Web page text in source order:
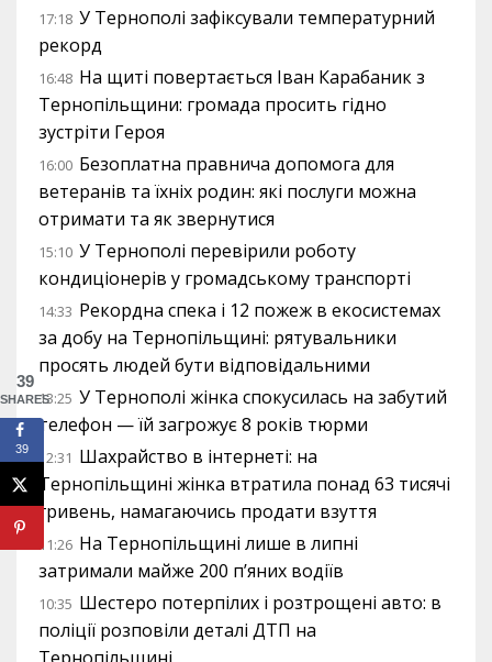
17:18 У Тернополі зафіксували температурний
рекорд
16:48 На щиті повертається Іван Карабаник з
Тернопільщини: громада просить гідно
зустріти Героя
16:00 Безоплатна правнича допомога для
ветеранів та їхніх родин: які послуги можна
отримати та як звернутися
15:10 У Тернополі перевірили роботу
кондиціонерів у громадському транспорті
14:33 Рекордна спека і 12 пожеж в екосистемах
за добу на Тернопільщині: рятувальники
просять людей бути відповідальними
13:25 У Тернополі жінка спокусилась на забутий
телефон — їй загрожує 8 років тюрми
12:31 Шахрайство в інтернеті: на
Тернопільщині жінка втратила понад 63 тисячі
гривень, намагаючись продати взуття
11:26 На Тернопільщині лише в липні
затримали майже 200 п’яних водіїв
10:35 Шестеро потерпілих і розтрощені авто: в
поліції розповіли деталі ДТП на
39
SHARES
39